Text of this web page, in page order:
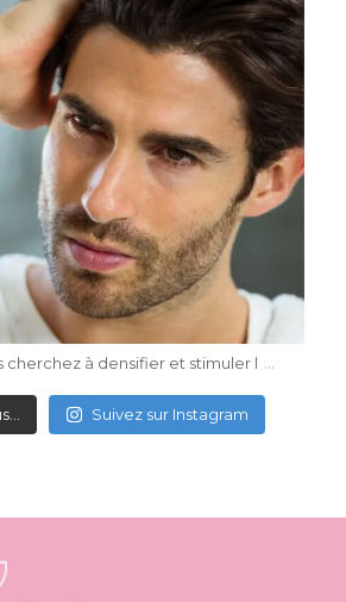
Mai 4
cherchez à densifier et stimuler l ...
Suivez sur Instagram